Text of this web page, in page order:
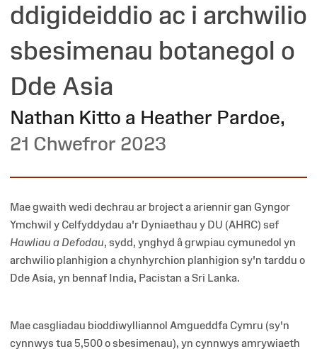
ddigideiddio ac i archwilio
sbesimenau botanegol o
Dde Asia
Nathan Kitto a Heather Pardoe,
21 Chwefror 2023
Mae gwaith wedi dechrau ar broject a ariennir gan Gyngor
Ymchwil y Celfyddydau a'r Dyniaethau y DU (AHRC) sef
Hawliau a Defodau, sydd, ynghyd â grwpiau cymunedol yn
archwilio planhigion a chynhyrchion planhigion sy'n tarddu o
Dde Asia, yn bennaf India, Pacistan a Sri Lanka.
Mae casgliadau bioddiwylliannol Amgueddfa Cymru (sy'n
cynnwys tua 5,500 o sbesimenau), yn cynnwys amrywiaeth